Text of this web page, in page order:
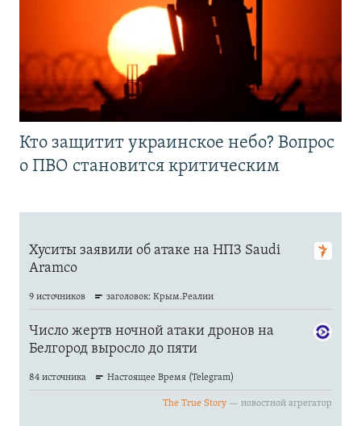
Кто защитит украинское небо? Вопрос
о ПВО становится критическим